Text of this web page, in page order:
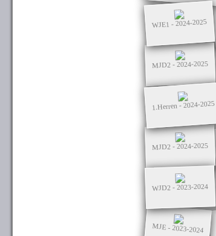
WJE1 - 2024-2025
MJD2 - 2024-2025
1.Herren - 2024-2025
MJD2 - 2024-2025
WJD2 - 2023-2024
MJE - 2023-2024